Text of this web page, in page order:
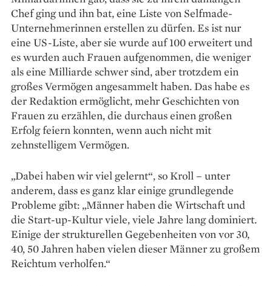
Chef ging und ihn bat, eine Liste von Selfmade-
Unternehmerinnen erstellen zu dürfen. Es ist nur
eine US-Liste, aber sie wurde auf 100 erweitert und
es wurden auch Frauen aufgenommen, die weniger
als eine Milliarde schwer sind, aber trotzdem ein
großes Vermögen angesammelt haben. Das habe es
der Redaktion ermöglicht, mehr Geschichten von
Frauen zu er­zählen, die durchaus einen großen
Erfolg feiern konnten, wenn auch nicht mit
zehnstelligem Vermögen.
„Dabei haben wir viel gelernt“, so Kroll – unter
anderem, dass es ganz klar einige grundlegende
Probleme gibt: „Männer haben die Wirtschaft und
die Start-up-Kultur viele, viele Jahre lang dominiert.
Einige der strukturellen Gegebenheiten von vor 30,
40, 50 Jahren haben vielen dieser Männer zu großem
Reichtum verholfen.“